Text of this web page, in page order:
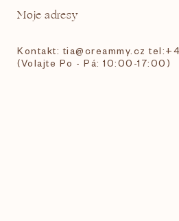
Moje adresy
Kontakt: tia@creammy.cz
(Volajte Po - Pá: 10:00-17:00)